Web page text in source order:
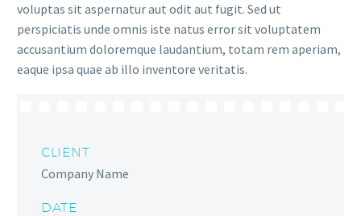
voluptas sit aspernatur aut odit aut fugit. Sed ut
perspiciatis unde omnis iste natus error sit voluptatem
accusantium doloremque laudantium, totam rem aperiam,
eaque ipsa quae ab illo inventore veritatis.
CLIENT
Company Name
DATE